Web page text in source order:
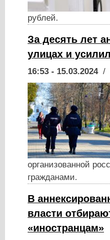
рублей.
За десять лет
улицах и
16:53 - 15.03.2024/
организованной
гражданами.
В
власти
«иностранцам»